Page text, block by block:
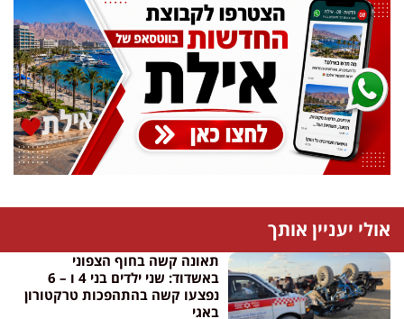
אולי יעניין אותך
תאונה קשה בחוף הצפוני
באשדוד: שני ילדים בני 4 ו – 6
נפצעו קשה בהתהפכות טרקטורון
באגי